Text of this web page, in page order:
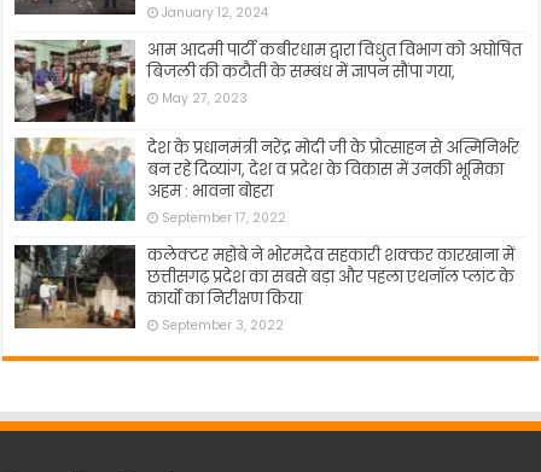
January 12, 2024
आम आदमी पार्टी कबीरधाम द्वारा विधुत विभाग को अघोषित
बिजली की कटौती के सम्बंध में ज्ञापन सौंपा गया,
May 27, 2023
देश के प्रधानमंत्री नरेंद्र मोदी जी के प्रोत्साहन से अत्मिनिर्भर
बन रहे दिव्यांग, देश व प्रदेश के विकास में उनकी भूमिका
अहम : भावना बोहरा
September 17, 2022
कलेक्टर महोबे ने भोरमदेव सहकारी शक्कर कारखाना में
छत्तीसगढ़ प्रदेश का सबसे बड़ा और पहला एथनॉल प्लांट के
कार्यो का निरीक्षण किया
September 3, 2022